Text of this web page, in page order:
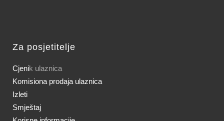
Za posjetitelje
Cjenik ulaznica
Komisiona prodaja ulaznica
Izleti
Smještaj